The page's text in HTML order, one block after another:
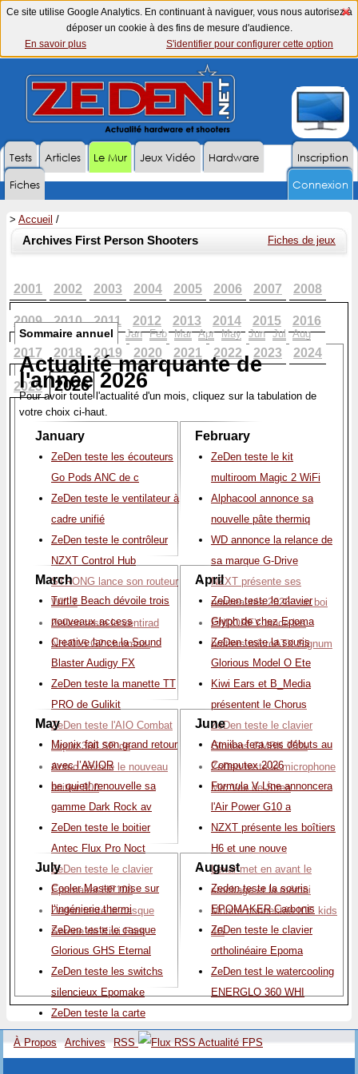
Ce site utilise Google Analytics. En continuant à naviguer, vous nous autorisez à
déposer un cookie à des fins de mesure d'audience.
En savoir plus
S'identifier pour configurer cette option
Inscription
Tests Articles Le Mur Jeux Vidéo
Hardware
Fiches
Connexion
> Accueil /
Fiches de jeux
Archives First Person Shooters
2001 2002 2003 2004 2005 2006 2007 2008
2009 2010 2011 2012 2013 2014 2015 2016
2017 2018 2019 2020 2021 2022 2023 2024
2025 2026
Sommaire annuel Jan Feb Mar Apr May Jun Jul Aug
Actualité marquante de
l'année 2026
Pour avoir toute l'actualité d'un mois, cliquez sur la tabulation de
votre choix ci-haut.
January
ZeDen teste les écouteurs
Go Pods ANC de c
ZeDen teste le ventilateur à
cadre unifié
ZeDen teste le contrôleur
NZXT Control Hub
STRONG lance son routeur
Wifi 7
ZeDen teste le ventirad
NH-D15 G2 chromax.
February
ZeDen teste le kit
multiroom Magic 2 WiFi
Alphacool annonce sa
nouvelle pâte thermiq
WD annonce la relance de
sa marque G-Drive
NZXT présente ses
nouveautés 2026 : un boi
ENDORFY lance les
boîtiers microATX Signum
March
Turtle Beach dévoile trois
nouveaux access
Creative lance la Sound
Blaster Audigy FX
ZeDen teste la manette TT
PRO de Gulikit
ZeDen teste l'AIO Combat
Liquid 360 SE de
Antec dévoile le nouveau
boitier 900
April
ZeDen teste le clavier
Glyph de chez Epoma
ZeDen teste la souris
Glorious Model O Ete
Kiwi Ears et B_Media
présentent le Chorus
ZeDen teste le clavier
Glorious GMBK 75%
ZeDen teste le microphone
Mic Vox de Strea
May
Mionix fait son grand retour
avec l’AVIOR
be quiet! renouvelle sa
gamme Dark Rock av
ZeDen teste le boitier
Antec Flux Pro Noct
ZeDen teste le clavier
Epomaker HE108
Zeden teste le casque
Serene de Kiwi Ears
June
Amiiba fera ses débuts au
Computex 2026
Formula V Line annoncera
l'Air Power G10 a
NZXT présente les boîtiers
H6 et une nouve
Lexar met en avant le
stockage et la mémoi
Montre connectée ICE kids
4G
July
Cooler Master mise sur
l’ingénierie thermi
ZeDen teste le casque
Glorious GHS Eternal
ZeDen teste les switchs
silencieux Epomake
ZeDen teste la carte
réseau 2.5G TRENDnet
August
Zeden teste la souris
EPOMAKER Carbonis
ZeDen teste le clavier
ortholinéaire Epoma
ZeDen test le watercooling
ENERGLO 360 WHI
À Propos Archives RSS